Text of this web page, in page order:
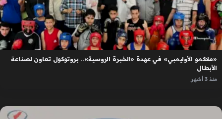
«ملاكمو الأوليمبي» في عهدة «الخبرة الروسية».. بروتوكول تعاون لصناعة
الأبطال
منذ 3 أشهر